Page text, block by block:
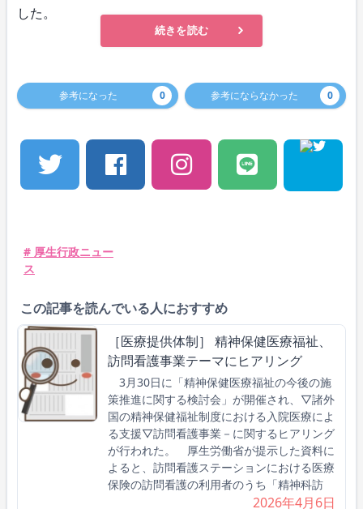
した。
続きを読む
参考になった 0 参考にならなかった 0
# 厚生行政ニュー
ス
この記事を読んでいる人におすすめ
［医療提供体制］ 精神保健医療福祉、
訪問看護事業テーマにヒアリング
3月30日に「精神保健医療福祉の今後の施
策推進に関する検討会」が開催され、▽諸外
国の精神保健福祉制度における入院医療によ
る支援▽訪問看護事業－に関するヒアリング
が行われた。 厚生労働省が提示した資料に
よると、訪問看護ステーションにおける医療
保険の訪問看護の利用者のうち「精神科訪
2026年4月6日